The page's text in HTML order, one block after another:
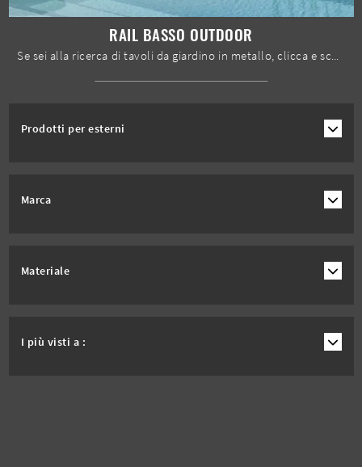
Prodotti per esterni
Marca
Materiale
I più visti a :
RAIL BASSO OUTDOOR
Se sei alla ricerca di tavoli da giardino in metallo, clicca e scopri di più sul modello Rail Basso Outdoor della marca Bontempi.